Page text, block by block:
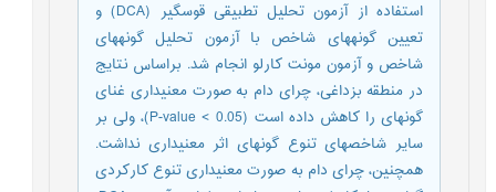
استفاده از آزمون تحلیل تطبیقی قوسگیر (DCA) و
تعیین گونه­های شاخص با آزمون تحلیل گونه­های
شاخص و آزمون مونت کارلو انجام شد. براساس نتایج
در منطقه بزداغی، چرای دام به صورت معنی‎داری غنای
گونه‎ای را کاهش داده است (P-value < 0.05)، ولی بر
سایر شاخص‎های تنوع گونه­ای اثر معنی‎داری نداشت.
همچنین، چرای دام به صورت معنی‎داری تنوع کارکردی